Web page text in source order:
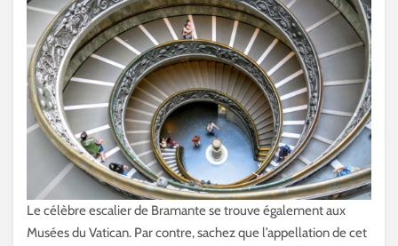
Le célèbre escalier de Bramante se trouve également aux
Musées du Vatican. Par contre, sachez que l’appellation de cet